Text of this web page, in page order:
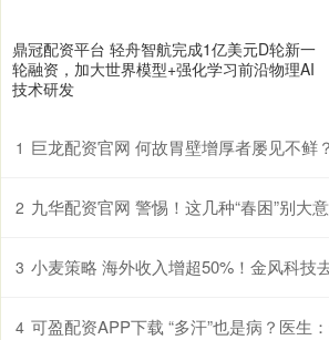
鼎冠配资平台 ​轻舟智航完成1亿美元D轮新一
轮融资，加大世界模型+强化学习前沿物理AI
技术研发
1 巨龙配资官网 何故胃壁增厚者屡见不鲜？提醒：三餐
2 九华配资官网 警惕！这几种“春困”别大意，可
3 小麦策略 海外收入增超50%！金风科技去年净
4 可盈配资APP下载 “多汗”也是病？医生：也可能